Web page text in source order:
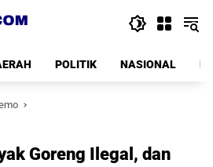
POLITIK NASIONAL
Goreng Ilegal, dan